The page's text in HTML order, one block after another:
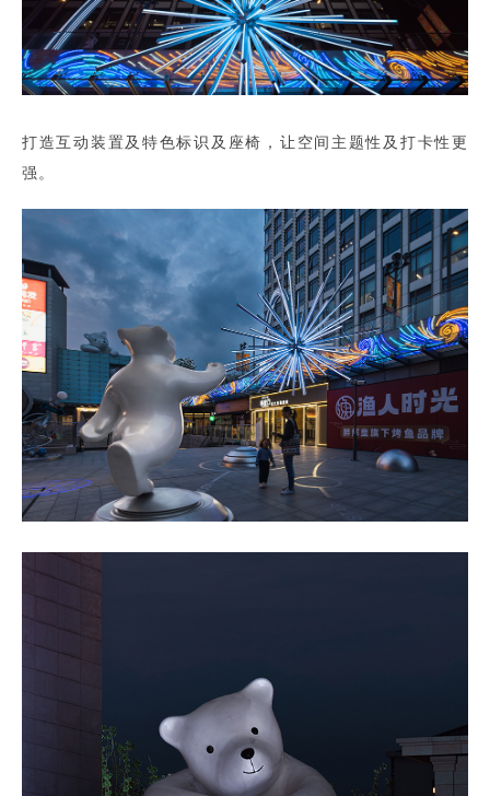
打造互动装置及特色标识及座椅，让空间主题性及打卡性更
强。